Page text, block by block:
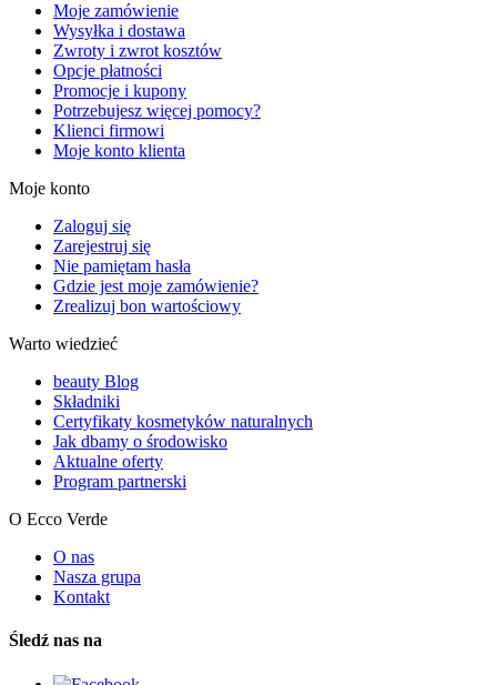
Moje zamówienie
Wysyłka i dostawa
Zwroty i zwrot kosztów
Opcje płatności
Promocje i kupony
Potrzebujesz więcej pomocy?
Klienci firmowi
Moje konto klienta
Moje konto
Zaloguj się
Zarejestruj się
Nie pamiętam hasła
Gdzie jest moje zamówienie?
Zrealizuj bon wartościowy
Warto wiedzieć
beauty Blog
Składniki
Certyfikaty kosmetyków naturalnych
Jak dbamy o środowisko
Aktualne oferty
Program partnerski
O Ecco Verde
O nas
Nasza grupa
Kontakt
Śledź nas na